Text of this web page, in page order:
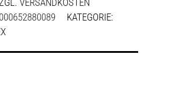
KATEGORIE: